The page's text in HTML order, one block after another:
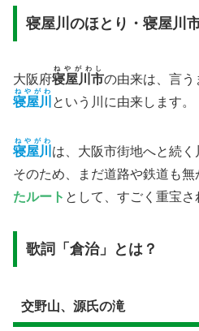
寝屋川のほとり・寝屋川
大阪府寝屋川市
ねやがわし
の由来は、言う
寝屋川
ねやがわ
という川に由来します。
寝屋川
ねやがわ
は、大阪市街地へと続く
そのため、まだ道路や鉄道も無
たルート として、すごく重宝さ
歌詞「倉治」とは？
交野山、源氏の滝